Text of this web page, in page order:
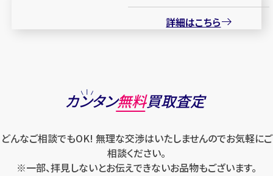
詳細はこちら
カンタン無料買取査定
どんなご相談でもOK! 無理な交渉はいたしませんのでお気軽にご
相談ください。
※一部、拝見しないとお伝えできないお品物もございます。